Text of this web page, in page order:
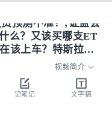
预测不准？;证监会
么？又该买哪支ET
该上车？特斯拉交
能买OpenAI吗。
视频简介
记笔记 文字稿